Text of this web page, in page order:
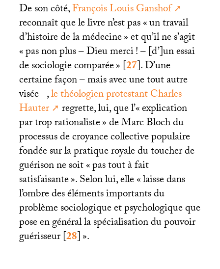
De son côté,François Louis Ganshof
reconnaît que le livre n’est pas «un travail
d’histoire de la médecine» et qu’il ne s’agit
«pas non plus – Dieu merci! – [d’]un essai
de sociologie comparée»[27]. D’une
certaine façon – mais avec une tout autre
visée –,le théologien protestant Charles
Hauter
regrette, lui, que l’«explication
par trop rationaliste» de Marc Bloch du
processus de croyance collective populaire
fondée sur la pratique royale du toucher de
guérison ne soit «pas tout à fait
satisfaisante». Selon lui, elle «laisse dans
l’ombre des éléments importants du
problème sociologique et psychologique que
pose en général la spécialisation du pouvoir
guérisseur[28]».